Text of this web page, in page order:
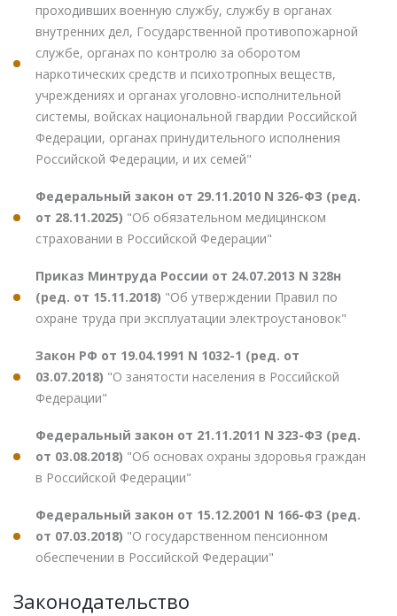
проходивших военную службу, службу в органах
внутренних дел, Государственной противопожарной
службе, органах по контролю за оборотом
наркотических средств и психотропных веществ,
учреждениях и органах уголовно-исполнительной
системы, войсках национальной гвардии Российской
Федерации, органах принудительного исполнения
Российской Федерации, и их семей"
Федеральный закон от 29.11.2010 N 326-ФЗ (ред.
от 28.11.2025) "Об обязательном медицинском
страховании в Российской Федерации"
Приказ Минтруда России от 24.07.2013 N 328н
(ред. от 15.11.2018) "Об утверждении Правил по
охране труда при эксплуатации электроустановок"
Закон РФ от 19.04.1991 N 1032-1 (ред. от
03.07.2018) "О занятости населения в Российской
Федерации"
Федеральный закон от 21.11.2011 N 323-ФЗ (ред.
от 03.08.2018) "Об основах охраны здоровья граждан
в Российской Федерации"
Федеральный закон от 15.12.2001 N 166-ФЗ (ред.
от 07.03.2018) "О государственном пенсионном
обеспечении в Российской Федерации"
Законодательство